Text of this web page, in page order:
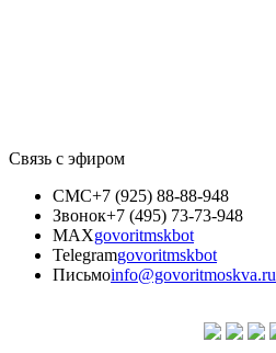
Связь с эфиром
СМС+7 (925) 88-88-948
Звонок+7 (495) 73-73-948
MAXgovoritmskbot
Telegramgovoritmskbot
Письмоinfo@govoritmoskva.ru